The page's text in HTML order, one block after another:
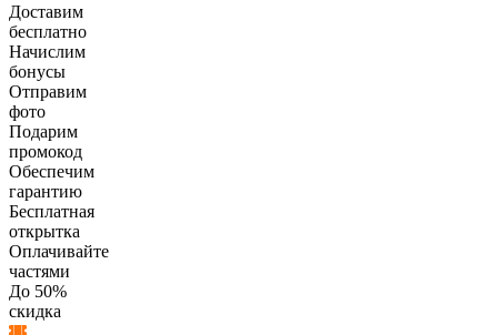
Доставим
бесплатно
Начислим
бонусы
Отправим
фото
Подарим
промокод
Обеспечим
гарантию
Бесплатная
открытка
Оплачивайте
частями
До 50%
скидка